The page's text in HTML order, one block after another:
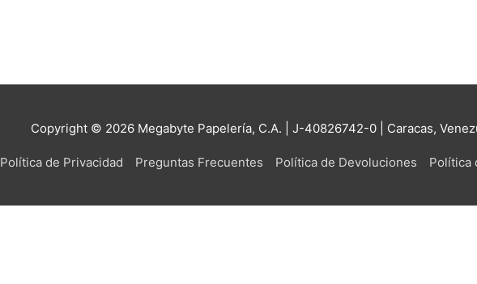
Copyright © 2026 Megabyte Papelería, C.A. | J-40826742-0 | Caracas,
Política de Privacidad Preguntas Frecuentes Política de Devoluciones Política